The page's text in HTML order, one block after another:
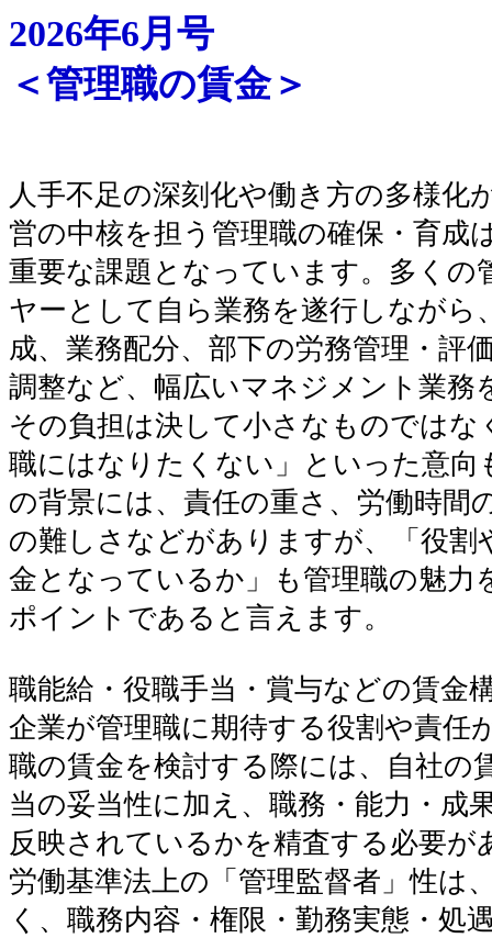
2026年6月号
＜管理職の賃金＞
人手不足の深刻化や働き方の多様化
営の中核を担う管理職の確保・育成
重要な課題となっています。多くの
ヤーとして自ら業務を遂行しながら
成、業務配分、部下の労務管理・評
調整など、幅広いマネジメント業務
その負担は決して小さなものではな
職にはなりたくない」といった意向
の背景には、責任の重さ、労働時間
の難しさなどがありますが、「役割
金となっているか」も管理職の魅力
ポイントであると言えます。
職能給・役職手当・賞与などの賃金
企業が管理職に期待する役割や責任
職の賃金を検討する際には、自社の
当の妥当性に加え、職務・能力・成
反映されているかを精査する必要が
労働基準法上の「管理監督者」性は
く、職務内容・権限・勤務実態・処